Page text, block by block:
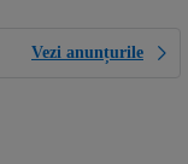
Vezi anunțurile